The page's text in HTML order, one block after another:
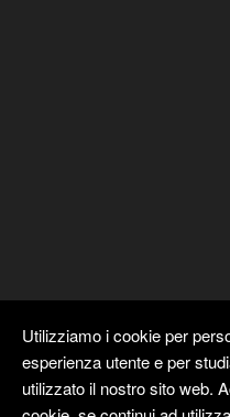
Utilizziamo i cookie per
esperienza utente e per
utilizzato il nostro sito web.